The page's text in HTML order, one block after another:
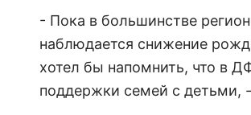
- Пока в большинстве
наблюдается снижение
хотел бы напомнить, что в
поддержки семей с детьми,